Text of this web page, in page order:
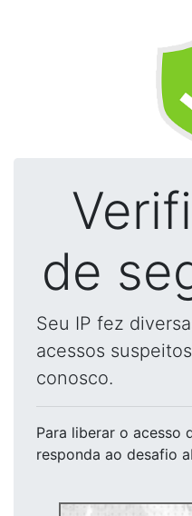
de
Seu IP fez
acessos
conosco.
Para liberar o acesso
responda ao desafio